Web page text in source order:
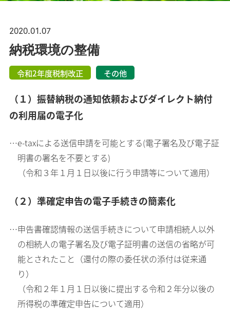
2020.01.07
納税環境の整備
令和2年度税制改正 その他
（１）振替納税の通知依頼およびダイレクト納付
の利用届の電子化
…e-taxによる送信申請を可能とする(電子署名及び電子証
明書の署名を不要とする)
（令和３年１月１日以後に行う申請等について適用）
（２）準確定申告の電子手続きの簡素化
…申告書確認情報の送信手続きについて申請相続人以外
の相続人の電子署名及び電子証明書の送信の省略が可
能とされたこと（還付の際の委任状の添付は従来通
り）
（令和２年１月１日以後に提出する令和２年分以後の
所得税の準確定申告について適用）